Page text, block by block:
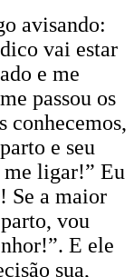
avisando:
vai estar
e me
passou os
conhecemos,
e seu
me ligar!” Eu
Se a maior
vou
E ele
sua,